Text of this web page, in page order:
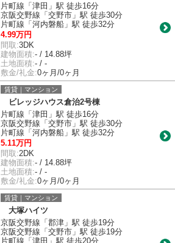
片町線「津田」駅 徒歩16分
京阪交野線「交野市」駅 徒歩30分
片町線「河内磐船」駅 徒歩32分
4.99万円
間取:3DK
建物面積:- / 14.88坪
土地面積:- / -
敷金/礼金:0ヶ月/0ヶ月
賃貸｜マンション
ビレッジハウス倉治2号棟
片町線「津田」駅 徒歩16分
京阪交野線「交野市」駅 徒歩30分
片町線「河内磐船」駅 徒歩32分
5.11万円
間取:2DK
建物面積:- / 14.88坪
土地面積:- / -
敷金/礼金:0ヶ月/0ヶ月
賃貸｜マンション
大塚ハイツ
京阪交野線「郡津」駅 徒歩19分
京阪交野線「交野市」駅 徒歩19分
片町線「津田」駅 徒歩20分